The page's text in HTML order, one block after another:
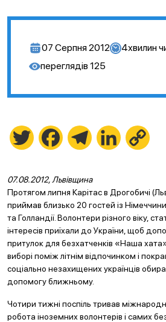
07 Серпня 2012 4хвилин
переглядів 125
Twitter FacebookTelegramLinkedIn
07.08.2012, Львівщина
Протягом липня Карітас в Дрогобичі
приймав близько 20 гостей із Німеччини,
та Голландії. Волонтери різного віку,
інтересів приїхали до України, щоб
притулок для безхатченків «Наша
виборі поміж літнім відпочинком і
соціально незахищених українців
допомогу ближньому.
Чотири тижні поспіль тривав
робота іноземних волонтерів і самих